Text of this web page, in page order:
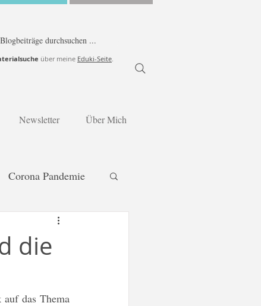
über meine Eduki-Seite.
Blogbeiträge durchsuchen ...
Newsletter Über Mich
Corona Pandemie
die
das Thema